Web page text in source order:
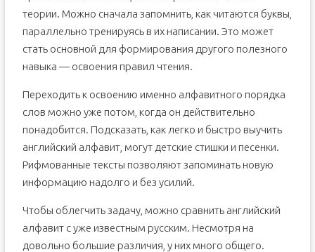
теории. Можно сначала запомнить, как читаются буквы,
параллельно тренируясь в их написании. Это может
стать основной для формирования другого полезного
навыка — освоения правил чтения.
Переходить к освоению именно алфавитного порядка
слов можно уже потом, когда он действительно
понадобится. Подсказать, как легко и быстро выучить
английский алфавит, могут детские стишки и песенки.
Рифмованные тексты позволяют запоминать новую
информацию надолго и без усилий.
Чтобы облегчить задачу, можно сравнить английский
алфавит с уже известным русским. Несмотря на
довольно большие различия, у них много общего.